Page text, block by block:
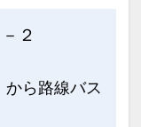
ホテル道向
２
ら路線バス